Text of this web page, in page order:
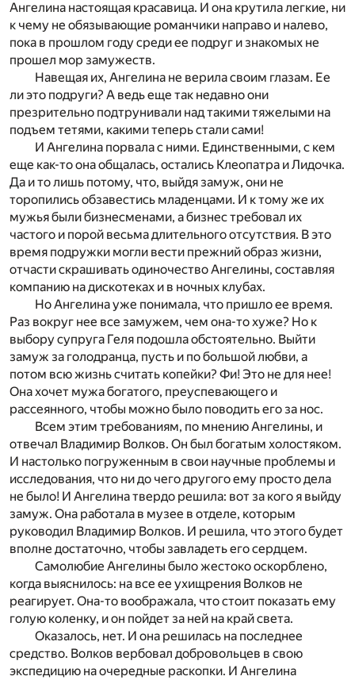
Ангелина настоящая красавица. И она крутила легкие, ни
к чему не обязывающие романчики направо и налево,
пока в прошлом году среди ее подруг и знакомых не
прошел мор замужеств.
Навещая их, Ангелина не верила своим глазам. Ее
ли это подруги? А ведь еще так недавно они
презрительно подтрунивали над такими тяжелыми на
подъем тетями, какими теперь стали сами!
И Ангелина порвала с ними. Единственными, с кем
еще как-то она общалась, остались Клеопатра и Лидочка.
Да и то лишь потому, что, выйдя замуж, они не
торопились обзавестись младенцами. И к тому же их
мужья были бизнесменами, а бизнес требовал их
частого и порой весьма длительного отсутствия. В это
время подружки могли вести прежний образ жизни,
отчасти скрашивать одиночество Ангелины, составляя
компанию на дискотеках и в ночных клубах.
Но Ангелина уже понимала, что пришло ее время.
Раз вокруг нее все замужем, чем она-то хуже? Но к
выбору супруга Геля подошла обстоятельно. Выйти
замуж за голодранца, пусть и по большой любви, а
потом всю жизнь считать копейки? Фи! Это не для нее!
Она хочет мужа богатого, преуспевающего и
рассеянного, чтобы можно было поводить его за нос.
Всем этим требованиям, по мнению Ангелины, и
отвечал Владимир Волков. Он был богатым холостяком.
И настолько погруженным в свои научные проблемы и
исследования, что ни до чего другого ему просто дела
не было! И Ангелина твердо решила: вот за кого я выйду
замуж. Она работала в музее в отделе, которым
руководил Владимир Волков. И решила, что этого будет
вполне достаточно, чтобы завладеть его сердцем.
Самолюбие Ангелины было жестоко оскорблено,
когда выяснилось: на все ее ухищрения Волков не
реагирует. Она-то воображала, что стоит показать ему
голую коленку, и он пойдет за ней на край света.
Оказалось, нет. И она решилась на последнее
средство. Волков вербовал добровольцев в свою
экспедицию на очередные раскопки. И Ангелина